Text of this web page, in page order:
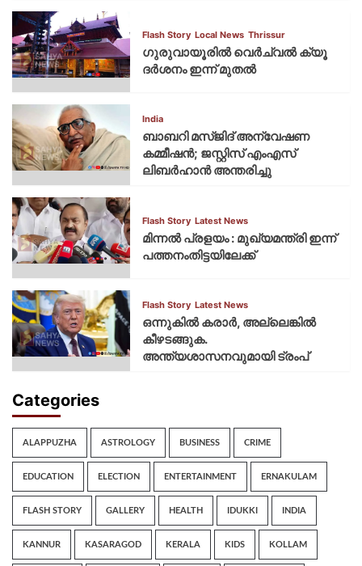
Flash Story Local News Thrissur
ഗുരുവായൂരില്‍ വെര്‍ച്വല്‍ ക്യൂ
ദര്‍ശനം ഇന്ന് മുതല്‍
India
ബാബറി മസ്ജിദ് അന്വേഷണ
കമ്മീഷന്‍; ജസ്റ്റിസ് എംഎസ്
ലിബര്‍ഹാന്‍ അന്തരിച്ചു
Flash Story Latest News
മിന്നല്‍ പ്രളയം : മുഖ്യമന്ത്രി ഇന്ന്
പത്തനംതിട്ടയിലേക്ക്
Flash Story Latest News
ഒന്നുകില്‍ കരാര്‍, അല്ലെങ്കില്‍
കീഴടങ്ങുക.
അന്ത്യശാസനവുമായി ട്രംപ്
Categories
ALAPPUZHA ASTROLOGY BUSINESS CRIME
EDUCATION ELECTION ENTERTAINMENT ERNAKULAM
FLASH STORY GALLERY HEALTH IDUKKI INDIA
KANNUR KASARAGOD KERALA KIDS KOLLAM